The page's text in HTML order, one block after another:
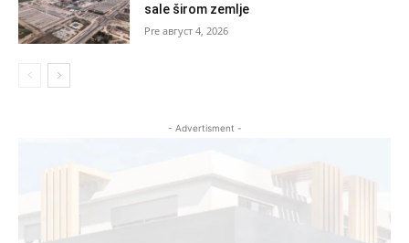
sale širom zemlje
август 4, 2026
- Advertisment -